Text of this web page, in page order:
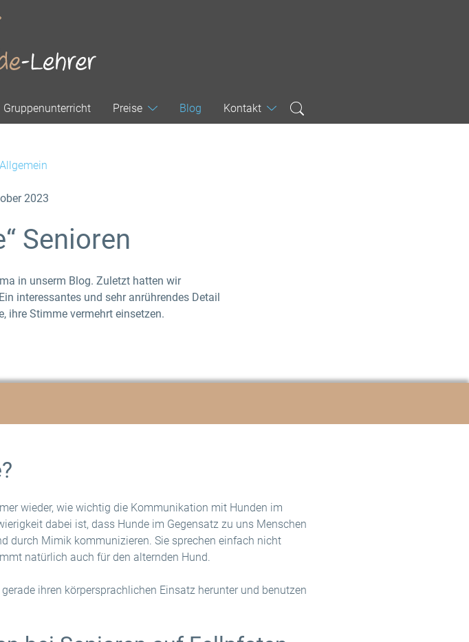
Allgemein
2023
Senioren
in unserm Blog. Zuletzt hatten wir
interessantes und sehr anrührendes Detail
ihre Stimme vermehrt einsetzen.
wieder, wie wichtig die Kommunikation mit Hunden im
dabei ist, dass Hunde im Gegensatz zu uns Menschen
durch Mimik kommunizieren. Sie sprechen einfach nicht
natürlich auch für den alternden Hund.
ihren körpersprachlichen Einsatz herunter und benutzen
Gruppenunterricht Preise Blog Kontakt